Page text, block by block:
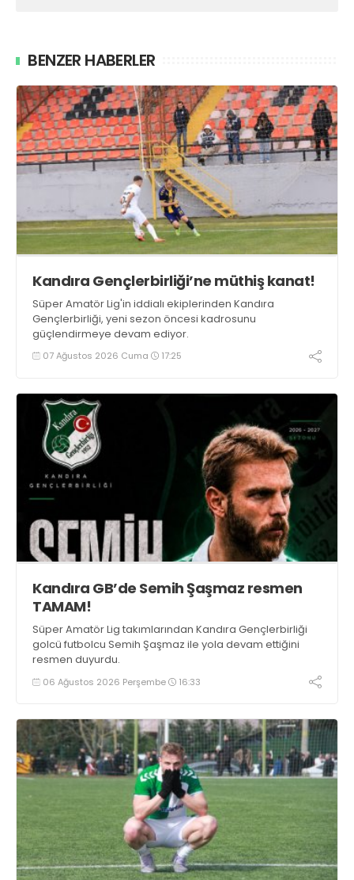
BENZER HABERLER
Kandıra Gençlerbirliği’ne müthiş kanat!
Süper Amatör Lig'in iddialı ekiplerinden Kandıra
Gençlerbirliği, yeni sezon öncesi kadrosunu
güçlendirmeye devam ediyor.
07 Ağustos 2026 Cuma 17:25
Kandıra GB’de Semih Şaşmaz resmen
TAMAM!
Süper Amatör Lig takımlarından Kandıra Gençlerbirliği
golcü futbolcu Semih Şaşmaz ile yola devam ettiğini
resmen duyurdu.
06 Ağustos 2026 Perşembe 16:33